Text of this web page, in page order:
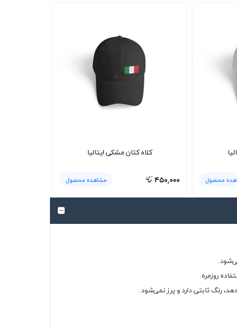
محصول
کلاه کتان مشکی ایتالیا
۴۵۰,۰۰۰ مشاهده محصول
روزمره.
رنگ ثابتی دارد و پرز نمی‌شود.